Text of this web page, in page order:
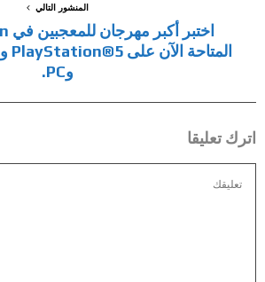
المنشور التالي
وPC.
اترك تعليقا